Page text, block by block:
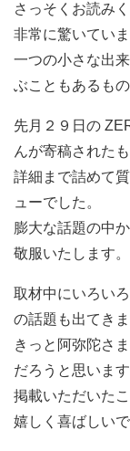
さっそくお読み
非常に驚いていま
一つの小さな出
ぶこともあるもの
先月２９日の
んが寄稿されたも
詳細まで詰めて
ューでした。
膨大な話題の中
敬服いたします。
取材中にいろい
の話題も出てきま
きっと阿弥陀さ
だろうと思います
掲載いただいた
嬉しく喜ばしいで